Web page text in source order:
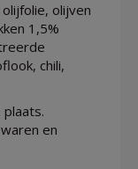
olijven
1,5%
chili,
plaats.
en